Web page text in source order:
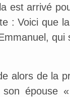
est arrivé
: Voici que
alors de la
épouse